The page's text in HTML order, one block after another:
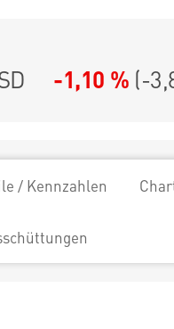
-1,10 % (-
/ Kennzahlen